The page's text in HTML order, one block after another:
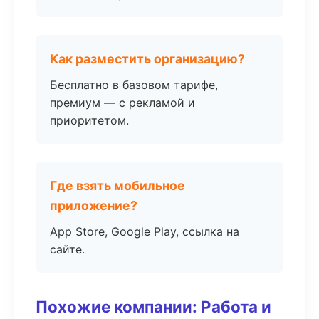
Как разместить организацию?
Бесплатно в базовом тарифе,
премиум — с рекламой и
приоритетом.
Где взять мобильное
приложение?
App Store, Google Play, ссылка на
сайте.
Похожие компании: Работа и